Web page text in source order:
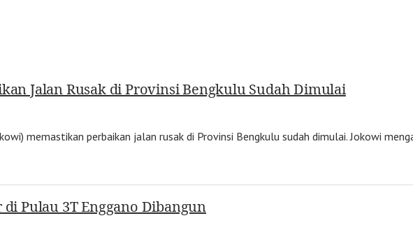
Jalan Rusak di Provinsi Bengkulu Sudah Dimulai
memastikan perbaikan jalan rusak di Provinsi Bengkulu sudah dimulai. Jokowi
Pulau 3T Enggano Dibangun